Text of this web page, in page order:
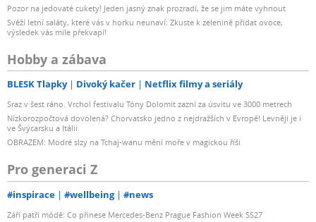
Pozor na jedovaté cukety! Jeden jasný znak prozradí, že se jim máte vyhnout
Svěží letní saláty, které vás v horku neunaví: Zkuste k zelenině přidat ovoce,
výsledek vás mile překvapí!
Hobby a zábava
BLESK Tlapky Divoký kačer Netflix filmy a seriály
Sraz v šest ráno. Vrchol festivalu Tóny Dolomit zazní za úsvitu ve 3000 metrech
Nízkorozpočtová dovolená? Chorvatsko jedno z nejdražších v Evropě! Levněji je i
ve Švýcarsku a Itálii
OBRAZEM: Modré slzy na Tchaj-wanu mění moře v magickou říši
Pro generaci Z
#inspirace #wellbeing #news
Září patří módě: Co přinese Mercedes-Benz Prague Fashion Week SS27